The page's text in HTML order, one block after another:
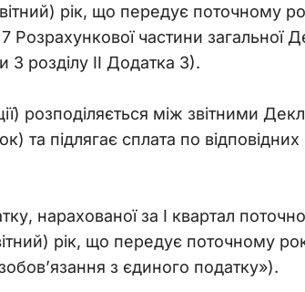
рік, що передує поточному
частини загальної
розділу ІІ Додатка 3).
розподіляється між звітними
та підлягає сплата по відповідних
нарахованої за І квартал
рік, що передує поточному
з єдиного податку»).